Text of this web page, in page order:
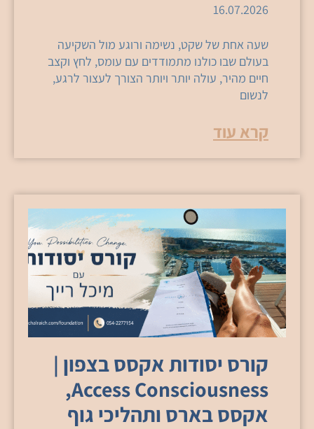
16.07.2026
שעה אחת של שקט, נשימה ורוגע מול השקיעה
בעולם שבו כולנו מתמודדים עם עומס, לחץ וקצב
חיים מהיר, עולה יותר ויותר הצורך לעצור לרגע,
לנשום
קרא עוד
קורס יסודות אקסס בצפון |
Access Consciousness,
אקסס בארס ותהליכי גוף